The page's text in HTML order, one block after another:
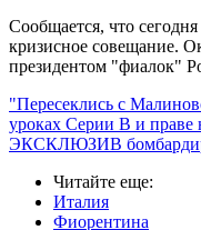
Сообщается, что
кризисное совещание.
президентом "фиалок"
"Пересеклись с
уроках Серии В и праве
ЭКСКЛЮЗИВ
Читайте еще:
Италия
Фиорентина